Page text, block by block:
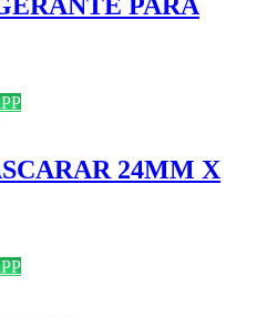
24MM X